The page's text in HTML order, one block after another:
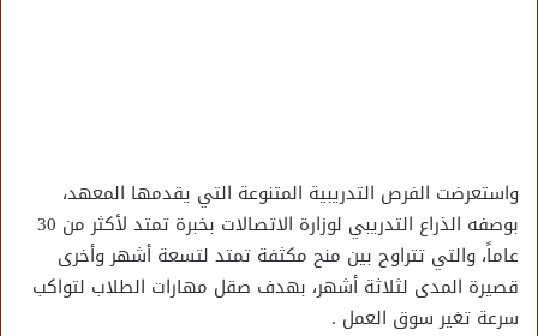
واستعرضت الفرص التدريبية المتنوعة التي يقدمها المعهد،
بوصفه الذراع التدريبي لوزارة الاتصالات بخبرة تمتد لأكثر من 30
عاماً، والتي تتراوح بين منح مكثفة تمتد لتسعة أشهر وأخرى
قصيرة المدى لثلاثة أشهر، بهدف صقل مهارات الطلاب لتواكب
سرعة تغير سوق العمل .